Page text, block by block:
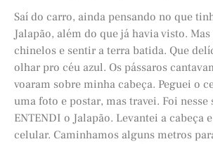
Saí do carro, ainda pensando no que
Jalapão, além do que já havia visto.
chinelos e sentir a terra batida. Que
olhar pro céu azul. Os pássaros
voaram sobre minha cabeça. Peguei o
uma foto e postar, mas travei. Foi nesse
ENTENDI o Jalapão. Levantei a cabeça
celular. Caminhamos alguns metros